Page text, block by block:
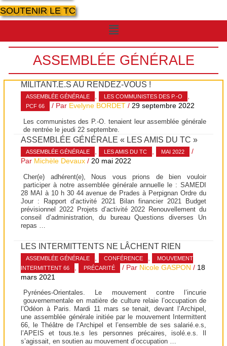
SOUTENIR LE TC
Menu
ASSEMBLÉE GÉNÉRALE
MILITANT.E.S AU RENDEZ-VOUS !
ASSEMBLÉE GÉNÉRALE , LES COMMUNISTES DES P.-O ,
PCF 66 / Par Evelyne BORDET /29 septembre 2022
Les communistes des P.-O. tenaient leur assemblée générale
de rentrée le jeudi 22 septembre.
ASSEMBLÉE GÉNÉRALE « LES AMIS DU TC »
ASSEMBLÉE GÉNÉRALE , LES AMIS DU TC , MAI 2022
/
Par Michèle Devaux /20 mai 2022
Cher(e) adhérent(e), Nous vous prions de bien vouloir
participer à notre assemblée générale annuelle le : SAMEDI
28 MAI à 10 h 30 44 avenue de Prades à Perpignan Ordre du
Jour : Rapport d’activité 2021 Bilan financier 2021 Budget
prévisionnel 2022 Projets d’activité 2022 Renouvellement du
conseil d’administration, du bureau Questions diverses Un
repas …
LES INTERMITTENTS NE LÂCHENT RIEN
ASSEMBLÉE GÉNÉRALE CONFÉRENCE
MOUVEMENT
INTERMITTENT 66
PRÉCARITÉ / Par Nicole GASPON / 18
mars 2021
Pyrénées-Orientales. Le mouvement contre l’incurie
gouvernementale en matière de culture relaie l’occupation de
l’Odéon à Paris. Mardi 11 mars se tenait, devant l’Archipel,
une assemblée générale initiée par le mouvement Intermittent
66, le Théâtre de l’Archipel et l’ensemble de ses salarié.e.s,
l’APEIS et tous.te.s les personnes précaires, isolé.e.s. Il
s’agissait, en soutien au mouvement d’occupation …